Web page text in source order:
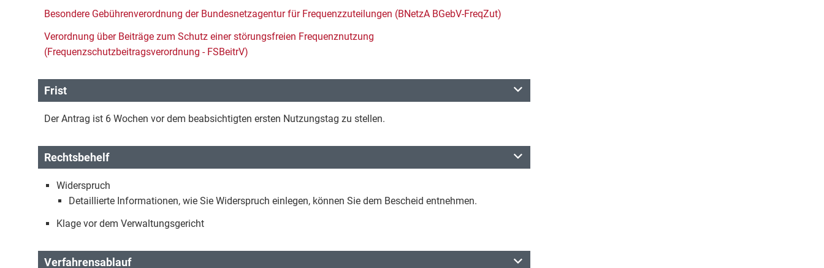
Besondere Gebührenverordnung der Bundesnetzagentur für Frequenzzuteilungen (BNetzA BGebV-FreqZut)
Verordnung über Beiträge zum Schutz einer störungsfreien Frequenznutzung
(Frequenzschutzbeitragsverordnung - FSBeitrV)
Frist
Der Antrag ist 6 Wochen vor dem beabsichtigten ersten Nutzungstag zu stellen.
Rechtsbehelf
Widerspruch
Detaillierte Informationen, wie Sie Widerspruch einlegen, können Sie dem Bescheid entnehmen.
Klage vor dem Verwaltungsgericht
Verfahrensablauf